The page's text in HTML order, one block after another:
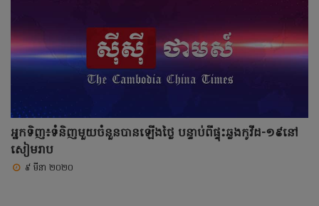
អ្នកទិញ៖ទំនិញមួយចំនួនបានឡើងថ្លៃ បន្ទាប់ពីផ្ទុះឆ្លងកូវីដ-១៩នៅ
សៀមរាប
៩ មីនា ២០២០